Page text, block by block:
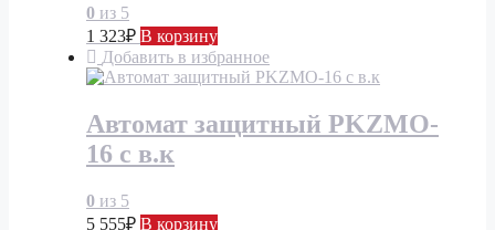
0 из 5
1 323₽ В корзину
Добавить в избранное
Автомат защитный PKZMO-
16 с в.к
0 из 5
5 555₽ В корзину